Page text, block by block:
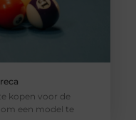
kopen voor de
een model te